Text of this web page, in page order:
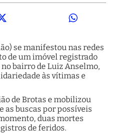
se manifestou nas redes
de um imóvel registrado
no bairro de Luiz Anselmo,
às vítimas e
de Brotas e mobilizou
as buscas por possíveis
duas mortes
de feridos.